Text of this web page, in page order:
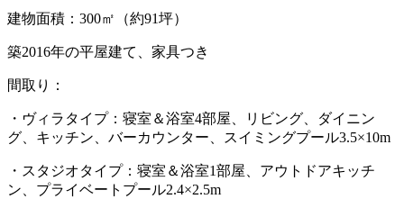
建物面積：300㎡（約91坪）
築2016年の平屋建て、家具つき
間取り：
・ヴィラタイプ：寝室＆浴室4部屋、リビング、ダイニン
グ、キッチン、バーカウンター、スイミングプール3.5×10m
・スタジオタイプ：寝室＆浴室1部屋、アウトドアキッチ
ン、プライベートプール2.4×2.5m